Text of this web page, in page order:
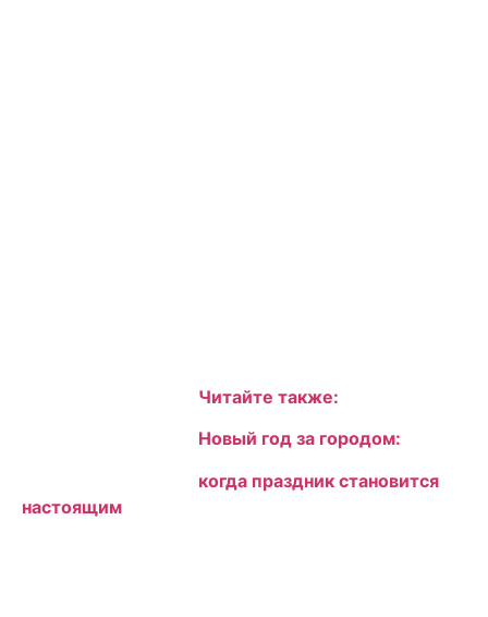
Читайте также:
Новый год за городом:
когда праздник становится
настоящим